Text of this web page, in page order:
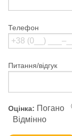
Телефон
Питання/відгук
Оцінка: Погано
Відмінно